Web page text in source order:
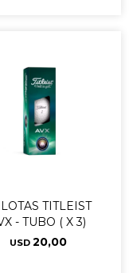
TITLEIST
- TUBO ( X 3)
USD 20,00